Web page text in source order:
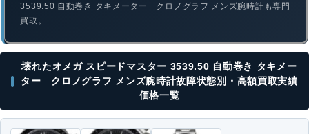
3539.50 自動巻き タキメーター クロノグラフ メンズ腕時計も専門
買取。
壊れたオメガ スピードマスター 3539.50 自動巻き タキメー
ター クロノグラフ メンズ腕時計故障状態別・高額買取実績
価格一覧